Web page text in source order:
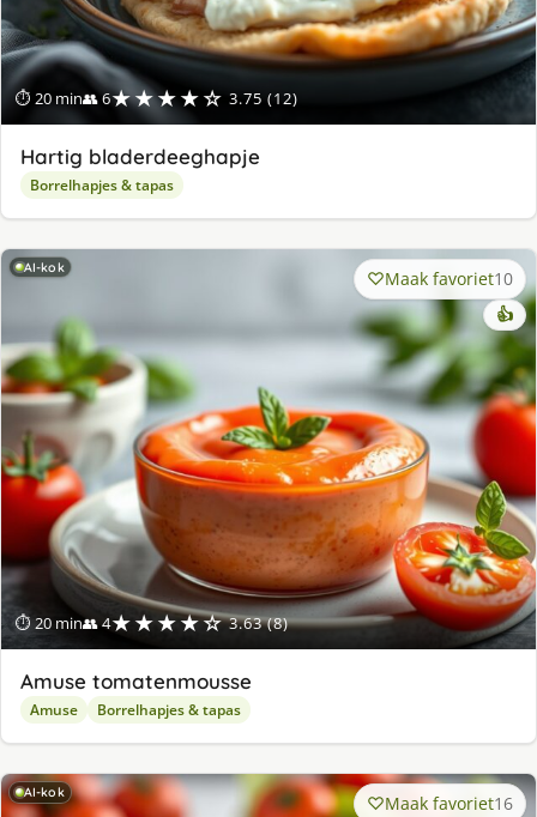
⏱ 20 min👥 6★★★★☆ 3.75 (12)
Hartig bladerdeeghapje
Borrelhapjes & tapas
AI-kok
⏱ 20 min👥 4★★★★☆ 3.63 (8)
Maak favoriet10
👍
Amuse tomatenmousse
Amuse Borrelhapjes & tapas
AI-kok Maak favoriet16